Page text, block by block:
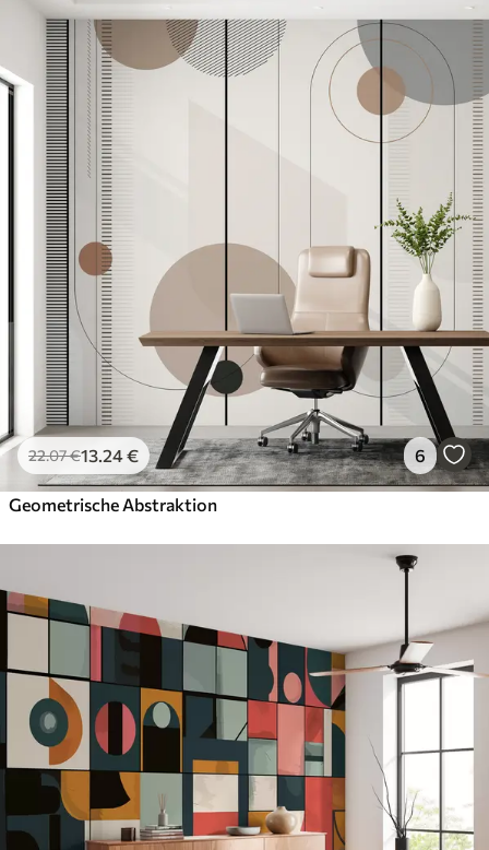
22.07€13 .24€ 6
Geometrische Abstraktion